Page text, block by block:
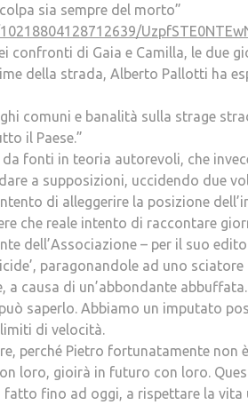
sia sempre del morto”
di Gaia e Camilla, le due
della strada, Alberto Pallotti ha
comuni e banalità sulla strage
il Paese.”
fonti in teoria autorevoli, che
a supposizioni, uccidendo due
di alleggerire la posizione
che reale intento di raccontare
dell’Associazione – per il suo
paragonandole ad uno
a causa di un’abbondante abbuffata.
saperlo. Abbiamo un imputato
di velocità.
perché Pietro fortunatamente non
loro, gioirà in futuro con loro.
fino ad oggi, a rispettare la vita